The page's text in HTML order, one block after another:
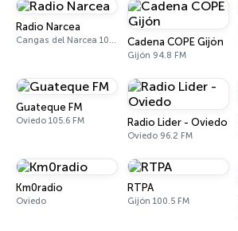
Radio Narcea
Cangas del Narcea 107.5 FM Cadena COPE Gijón
Gijón 94.8 FM
Guateque FM
Oviedo 105.6 FM Radio Lider - Oviedo
Oviedo 96.2 FM
Km0radio
Oviedo
RTPA
Gijón 100.5 FM